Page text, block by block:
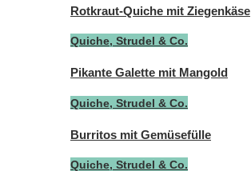
Rotkraut-Quiche mit Ziegenkäse
Quiche, Strudel & Co.
Pikante Galette mit Mangold
Quiche, Strudel & Co.
Burritos mit Gemüsefülle
Quiche, Strudel & Co.